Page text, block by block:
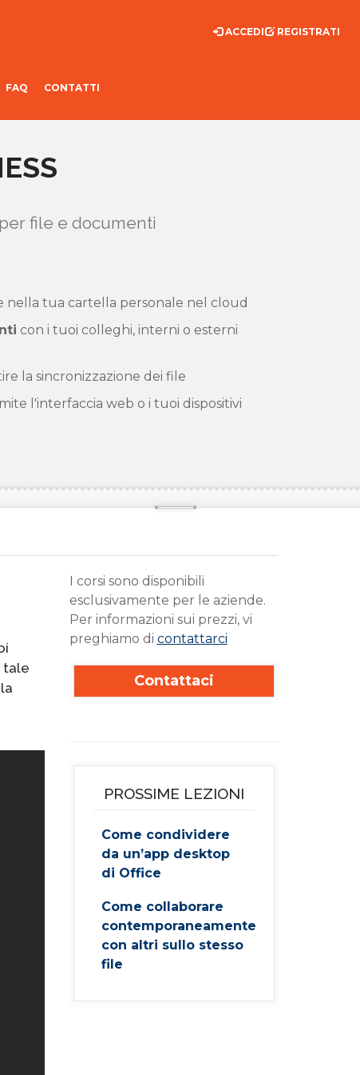
FAQ CONTATTI
REGISTRATI
ACCEDI
file e documenti
nella tua cartella personale nel cloud
con i tuoi colleghi, interni o esterni
la sincronizzazione dei file
l'interfaccia web o i tuoi dispositivi
tale
I corsi sono disponibili
esclusivamente per le aziende.
Per informazioni sui prezzi, vi
preghiamo di contattarci
Contattaci
PROSSIME LEZIONI
Come condividere
da un’app desktop
di Office
Come collaborare
contemporaneamente
con altri sullo stesso
file